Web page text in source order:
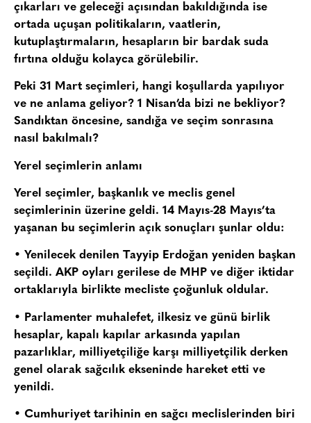
çıkarları ve geleceği açısından bakıldığında ise
ortada uçuşan politikaların, vaatlerin,
kutuplaştırmaların, hesapların bir bardak suda
fırtına olduğu kolayca görülebilir.
Peki 31 Mart seçimleri, hangi koşullarda yapılıyor
ve ne anlama geliyor? 1 Nisan’da bizi ne bekliyor?
Sandıktan öncesine, sandığa ve seçim sonrasına
nasıl bakılmalı?
Yerel seçimlerin anlamı
Yerel seçimler, başkanlık ve meclis genel
seçimlerinin üzerine geldi. 14 Mayıs-28 Mayıs’ta
yaşanan bu seçimlerin açık sonuçları şunlar oldu:
• Yenilecek denilen Tayyip Erdoğan yeniden başkan
seçildi. AKP oyları gerilese de MHP ve diğer iktidar
ortaklarıyla birlikte mecliste çoğunluk oldular.
• Parlamenter muhalefet, ilkesiz ve günü birlik
hesaplar, kapalı kapılar arkasında yapılan
pazarlıklar, milliyetçiliğe karşı milliyetçilik derken
genel olarak sağcılık ekseninde hareket etti ve
yenildi.
• Cumhuriyet tarihinin en sağcı meclislerinden biri